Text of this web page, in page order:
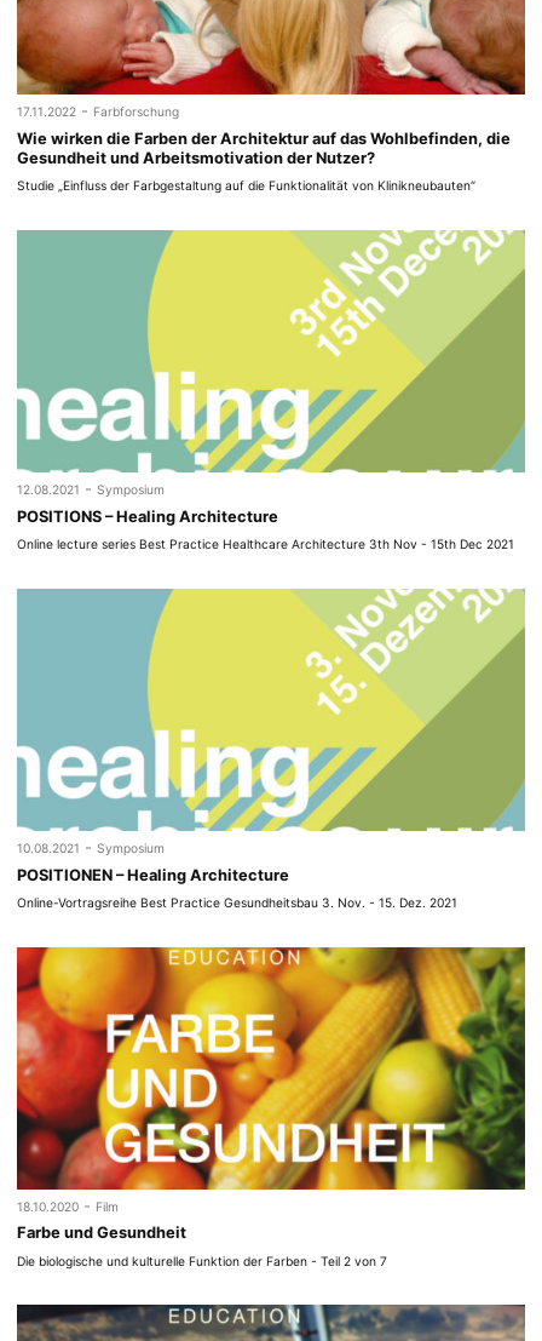
17.11.2022 - Farbforschung
Wie wirken die Farben der Architektur auf das Wohlbefinden, die
Gesundheit und Arbeitsmotivation der Nutzer?
Studie „Einfluss der Farbgestaltung auf die Funktionalität von Klinikneubauten“
12.08.2021 - Symposium
POSITIONS – Healing Architecture
Online lecture series Best Practice Healthcare Architecture 3th Nov - 15th Dec 2021
10.08.2021 - Symposium
POSITIONEN – Healing Architecture
Online-Vortragsreihe Best Practice Gesundheitsbau 3. Nov. - 15. Dez. 2021
18.10.2020 - Film
Farbe und Gesundheit
Die biologische und kulturelle Funktion der Farben - Teil 2 von 7